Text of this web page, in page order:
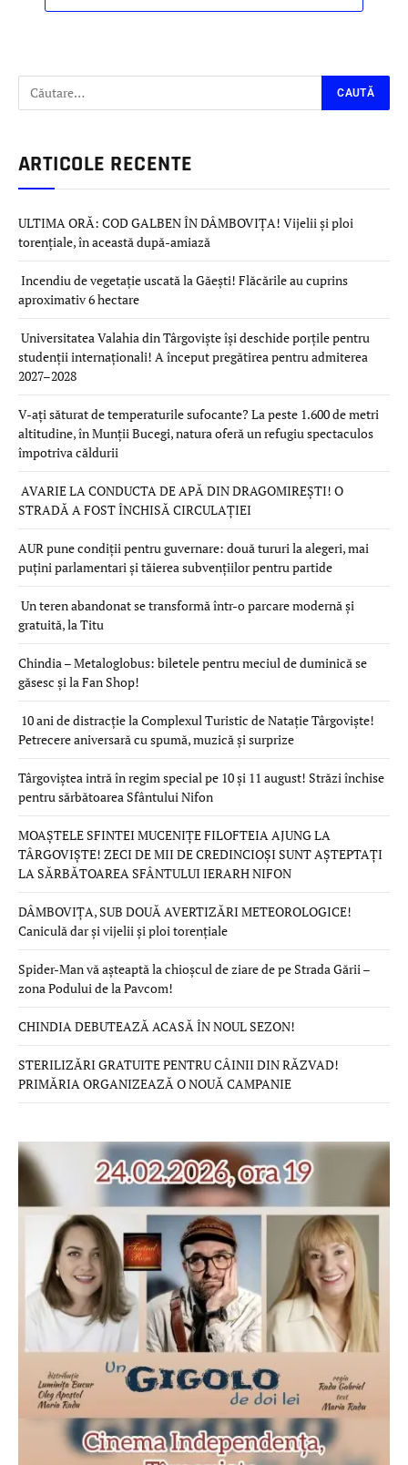
ARTICOLE RECENTE
ULTIMA ORĂ: COD GALBEN ÎN DÂMBOVIȚA! Vijelii și ploi
torențiale, în această după-amiază
Incendiu de vegetație uscată la Găești! Flăcările au cuprins
aproximativ 6 hectare
Universitatea Valahia din Târgoviște își deschide porțile pentru
studenții internaționali! A început pregătirea pentru admiterea
2027–2028
V-ați săturat de temperaturile sufocante? La peste 1.600 de metri
altitudine, în Munții Bucegi, natura oferă un refugiu spectaculos
împotriva căldurii
AVARIE LA CONDUCTA DE APĂ DIN DRAGOMIREȘTI! O
STRADĂ A FOST ÎNCHISĂ CIRCULAȚIEI
AUR pune condiții pentru guvernare: două tururi la alegeri, mai
puțini parlamentari și tăierea subvențiilor pentru partide
Un teren abandonat se transformă într-o parcare modernă și
gratuită, la Titu
Chindia – Metaloglobus: biletele pentru meciul de duminică se
găsesc și la Fan Shop!
10 ani de distracție la Complexul Turistic de Natație Târgoviște!
Petrecere aniversară cu spumă, muzică și surprize
Târgoviștea intră în regim special pe 10 și 11 august! Străzi închise
pentru sărbătoarea Sfântului Nifon
MOAȘTELE SFINTEI MUCENIȚE FILOFTEIA AJUNG LA
TÂRGOVIȘTE! ZECI DE MII DE CREDINCIOȘI SUNT AȘTEPTAȚI
LA SĂRBĂTOAREA SFÂNTULUI IERARH NIFON
DÂMBOVIȚA, SUB DOUĂ AVERTIZĂRI METEOROLOGICE!
Caniculă dar și vijelii și ploi torențiale
Spider-Man vă așteaptă la chioșcul de ziare de pe Strada Gării –
zona Podului de la Pavcom!
CHINDIA DEBUTEAZĂ ACASĂ ÎN NOUL SEZON!
STERILIZĂRI GRATUITE PENTRU CÂINII DIN RĂZVAD!
PRIMĂRIA ORGANIZEAZĂ O NOUĂ CAMPANIE